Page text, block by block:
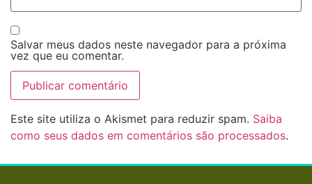
Salvar meus dados neste navegador para a próxima
vez que eu comentar.
Este site utiliza o Akismet para reduzir spam. Saiba
como seus dados em comentários são processados.